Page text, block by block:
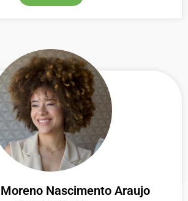
Nascimento Araujo